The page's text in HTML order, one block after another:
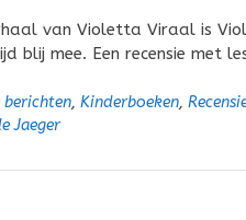
van Violetta Viraal is
blij mee. Een recensie met
, Kinderboeken,
Jaeger